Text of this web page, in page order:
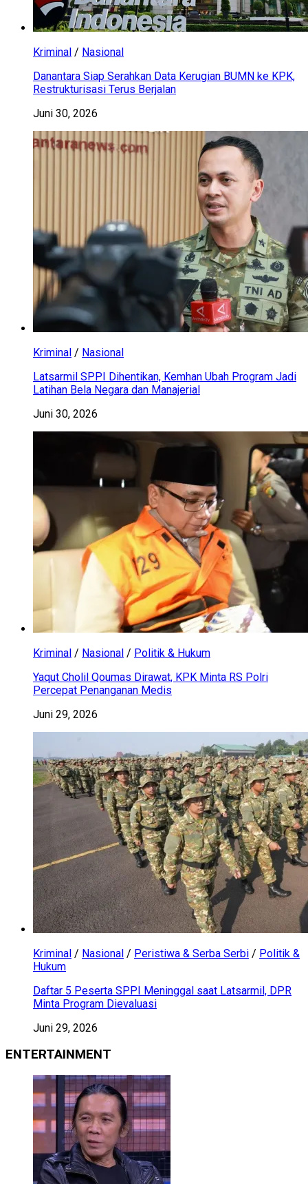
Kriminal / Nasional
Danantara Siap Serahkan Data Kerugian BUMN ke KPK,
Restrukturisasi Terus Berjalan
Juni 30, 2026
Kriminal / Nasional
Latsarmil SPPI Dihentikan, Kemhan Ubah Program Jadi
Latihan Bela Negara dan Manajerial
Juni 30, 2026
Kriminal / Nasional / Politik & Hukum
Yaqut Cholil Qoumas Dirawat, KPK Minta RS Polri
Percepat Penanganan Medis
Juni 29, 2026
Kriminal / Nasional / Peristiwa & Serba Serbi / Politik &
Hukum
Daftar 5 Peserta SPPI Meninggal saat Latsarmil, DPR
Minta Program Dievaluasi
Juni 29, 2026
ENTERTAINMENT